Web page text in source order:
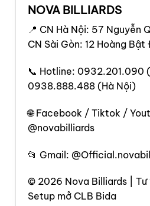
NOVA BILLIARDS
📍 CN Hà Nội: 57 Nguyễn
CN Sài Gòn: 12 Hoàng Bật
📞 Hotline: 0932.201.090
0938.888.488 (Hà Nội)
🌐 Facebook / Tiktok /
@novabilliards
📂 Gmail:
© 2026 Nova Billiards | Tư
Setup mở CLB Bida